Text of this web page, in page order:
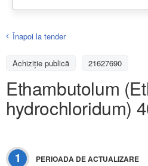
Înapoi la tender
Achiziţie publică 21627690
Ethambutolum
hydrochloridum)
1 PERIOADA DE ACTUALIZARE